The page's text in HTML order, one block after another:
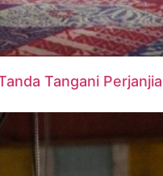
Tangani